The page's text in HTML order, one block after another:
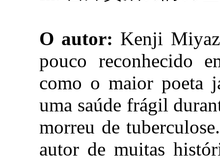
O autor: Kenji
pouco reconhecido
como o maior poeta
uma saúde frágil
morreu de
autor de muitas